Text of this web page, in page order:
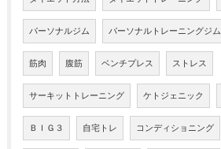
パーソナルジム パーソナルトレーニングジム
筋肉 腹筋 ベンチプレス ストレス
サーキットトレーニング ケトジェニック
ＢＩＧ３ 自宅トレ コンディショニング